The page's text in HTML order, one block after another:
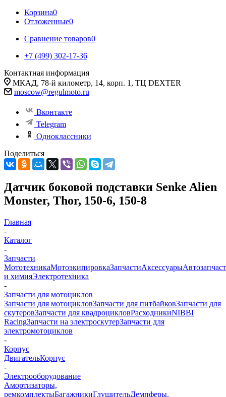
Корзина0
Отложенные0
Сравнение товаров0
+7 (499) 302-17-36
Контактная информация
МКАД, 78-й километр, 14, корп. 1, ТЦ DEXTER
moscow@regulmoto.ru
Вконтакте
Telegram
Одноклассники
Поделиться
Датчик боковой подставки Senke Alien
Monster, Thor, 150-6, 150-8
Главная
-
Каталог
-
Запчасти
МототехникаМотоэкипировкаЗапчастиАксессуары
и химияЭлектротехника
-
Запчасти для мотоциклов
Запчасти для мотоцикловЗапчасти для питбайковЗапчасти для
скутеровЗапчасти для квадроцикловРасходникиNIBBI
RacingЗапчасти на электроскутерЗапчасти для
электромотоциклов
-
Корпус
ДвигательКорпус
-
Электрооборудование
Амортизаторы,
ремкомплектыБагажникиГлушительДемпферы,